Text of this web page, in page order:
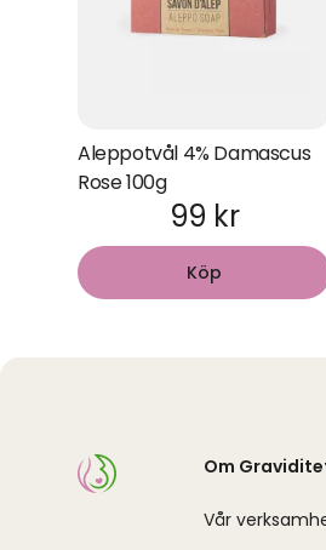
Aleppotvål 4% Damascus
Rose 100g
99 kr
Köp
Om
Vår